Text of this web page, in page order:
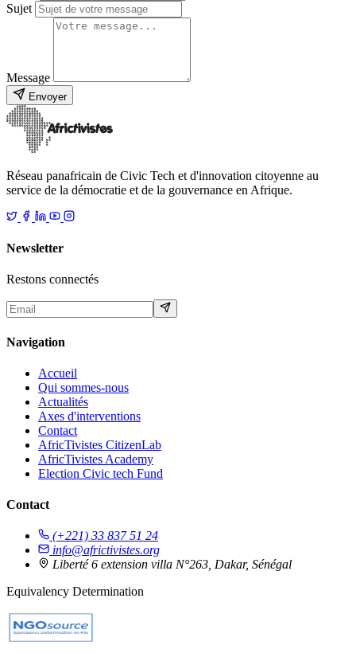
Sujet
Message
Envoyer
Réseau panafricain de Civic Tech et d'innovation citoyenne au
service de la démocratie et de la gouvernance en Afrique.
Newsletter
Restons connectés
Navigation
Accueil
Qui sommes-nous
Actualités
Axes d'interventions
Contact
AfricTivistes CitizenLab
AfricTivistes Academy
Election Civic tech Fund
Contact
(+221) 33 837 51 24
info@africtivistes.org
Liberté 6 extension villa N°263, Dakar, Sénégal
Equivalency Determination